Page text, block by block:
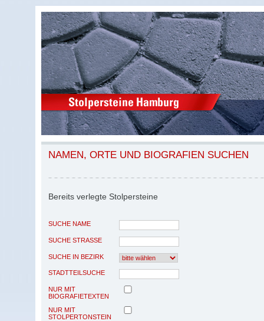
NAMEN, ORTE UND BIOGRAFIEN SUCHEN
Bereits verlegte Stolpersteine
SUCHE NAME
SUCHE STRASSE
SUCHE IN BEZIRK
STADTTEILSUCHE
NUR MIT
BIOGRAFIETEXTEN
NUR MIT
STOLPERTONSTEIN